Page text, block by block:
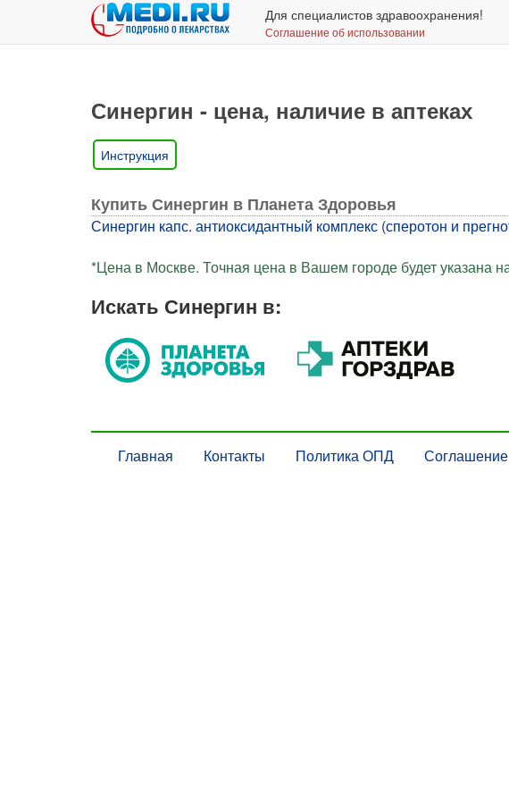
Для специалистов здравоохранения!
Соглашение об использовании
Синергин - цена, наличие в аптеках
Инструкция
Купить Синергин в Планета Здоровья
Синергин капс. антиоксидантный комплекс (сперотон и
*Цена в Москве. Точная цена в Вашем городе будет указана
Искать Синергин в:
Главная Контакты Политика ОПД